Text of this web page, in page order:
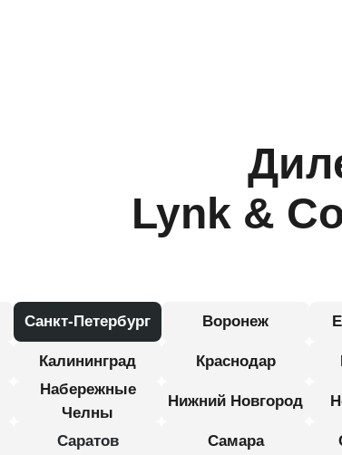
Lynk &
Санкт-Петербург Воронеж
Калининград Краснодар
Набережные
Челны
Нижний Новгород
Саратов Самара